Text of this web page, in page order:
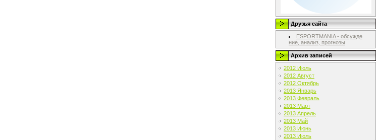
Друзья сайта
ESPORTMANIA - обсужде
ние, анализ, прогнозы
Архив записей
2012 Июль
2012 Август
2012 Октябрь
2013 Январь
2013 Февраль
2013 Март
2013 Апрель
2013 Май
2013 Июнь
2013 Июль